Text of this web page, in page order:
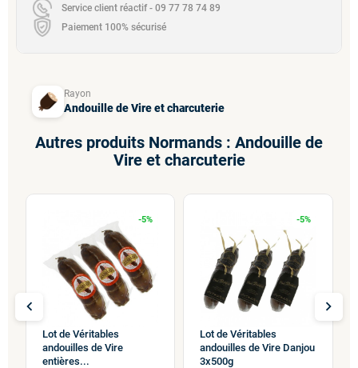
Service client réactif - 09 77 78 74 89
Paiement 100% sécurisé
Rayon
Andouille de Vire et charcuterie
Autres produits Normands : Andouille de
Vire et charcuterie
-5%
Lot de Véritables
andouilles de Vire
entières...
-5%
Lot de Véritables
andouilles de Vire Danjou
3x500g
chevron_left chevron_right